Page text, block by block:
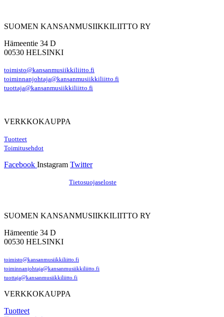
SUOMEN KANSANMUSIIKKILIITTO RY
Hämeentie 34 D
00530 HELSINKI
toimisto@kansanmusiikkiliitto.fi
toiminnanjohtaja@kansanmusiikkiliitto.fi
tuottaja@kansanmusiikkiliitto.fi
VERKKOKAUPPA
Tuotteet
Toimitusehdot
Facebook Instagram Twitter
Tietosuojaseloste
SUOMEN KANSANMUSIIKKILIITTO RY
Hämeentie 34 D
00530 HELSINKI
toimisto@kansanmusiikkiliitto.fi
toiminnanjohtaja@kansanmusiikkiliitto.fi
tuottaja@kansanmusiikkiliitto.fi
VERKKOKAUPPA
Tuotteet